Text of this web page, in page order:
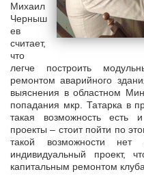
Михаил
Черныш
ев
считает,
что
легче построить
ремонтом аварийного
выяснения в областном
попадания мкр. Татарка в
такая возможность есть
проекты – стоит пойти по
такой возможности нет
индивидуальный проект,
капитальным ремонтом